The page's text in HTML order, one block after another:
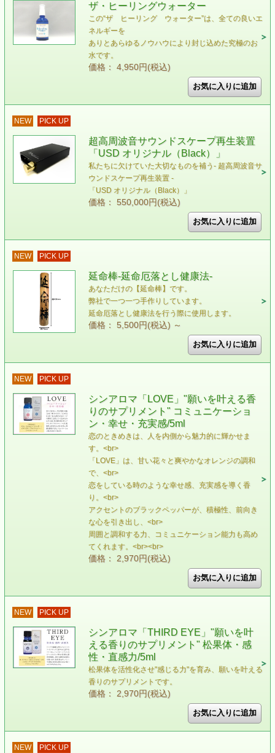
ザ・ヒーリングウォーター
この“ザ ヒーリング ウォーター”は、全ての良いエ
ネルギーを
ありとあらゆるノウハウにより封じ込めた究極のお
水です。
価格： 4,950円(税込)
NEW PICK UP
超高周波音サウンドスケープ再生装置
「USD オリジナル（Black）」
私たちに欠けていた大切なものを補う- 超高周波音サ
ウンドスケープ再生装置 -
「USD オリジナル（Black）」
価格： 550,000円(税込)
NEW PICK UP
延命棒-延命厄落とし健康法-
あなただけの【延命棒】です。
弊社で一つ一つ手作りしています。
延命厄落とし健康法を行う際に使用します。
価格： 5,500円(税込) ～
NEW PICK UP
シンアロマ「LOVE」"願いを叶える香
りのサプリメント" コミュニケーショ
ン・幸せ・充実感/5ml
恋のときめきは、人を内側から魅力的に輝かせま
す。<br>
「LOVE」は、甘い花々と爽やかなオレンジの調和
で、<br>
恋をしている時のような幸せ感、充実感を導く香
り。<br>
アクセントのブラックペッパーが、積極性、前向き
な心を引き出し、<br>
周囲と調和する力、コミュニケーション能力も高め
てくれます。<br><br>
価格： 2,970円(税込)
NEW PICK UP
シンアロマ「THIRD EYE」"願いを叶
える香りのサプリメント" 松果体・感
性・直感力/5ml
松果体を活性化させ"感じる力"を育み、願いを叶える
香りのサプリメントです。
価格： 2,970円(税込)
NEW PICK UP